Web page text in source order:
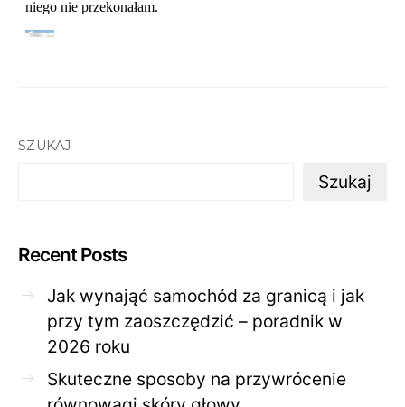
SZUKAJ
Szukaj
Recent Posts
Jak wynająć samochód za granicą i jak
przy tym zaoszczędzić – poradnik w
2026 roku
Skuteczne sposoby na przywrócenie